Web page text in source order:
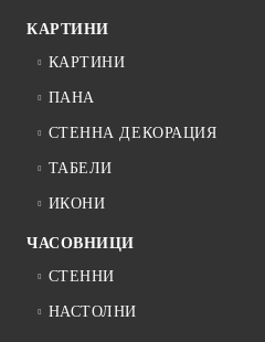
КАРТИНИ
КАРТИНИ
ПАНА
СТЕННА ДЕКОРАЦИЯ
ТАБЕЛИ
ИКОНИ
ЧАСОВНИЦИ
СТЕННИ
НАСТОЛНИ